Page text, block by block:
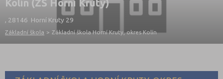
Kolín (ZŠ Horní Kruty)
, 28146 Horní Kruty 29
Základní škola > Základní škola Horní Kruty, okres Kolín